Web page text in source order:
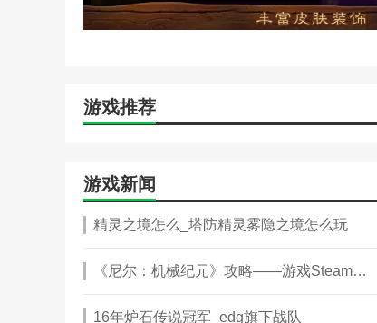
游戏推荐
游戏新闻
精灵之境怎么_塔防精灵雾隐之境怎么玩
《尼尔：机械纪元》攻略——游戏Steam价格介绍
16年炉石传说冠军_edg旗下战队